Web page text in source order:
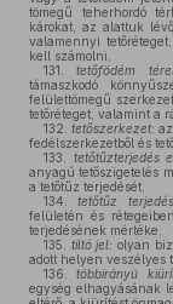
tömegű teherhordó
károkat, az alattuk
valamennyi
kell számolni,
131.
tetőfödém
támaszkodó
felülettömegű
tetőréteget, valamint a
132. tetőszerkezet:
fedélszerkezetből és
133.
tetőtűzterjedés
anyagú tetőszigetelés
a tetőtűz terjedését,
134.
tetőtűz
felületén és
terjedésének mértéke,
135.
tiltó jel: olyan
adott helyen veszélyes
136.
többirányú
egység elhagyásának